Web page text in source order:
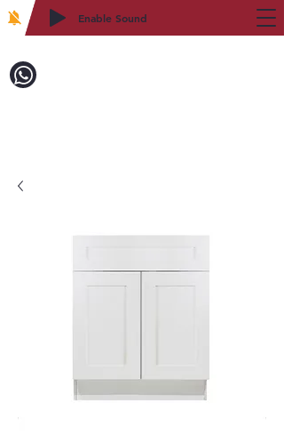
Enable Sound